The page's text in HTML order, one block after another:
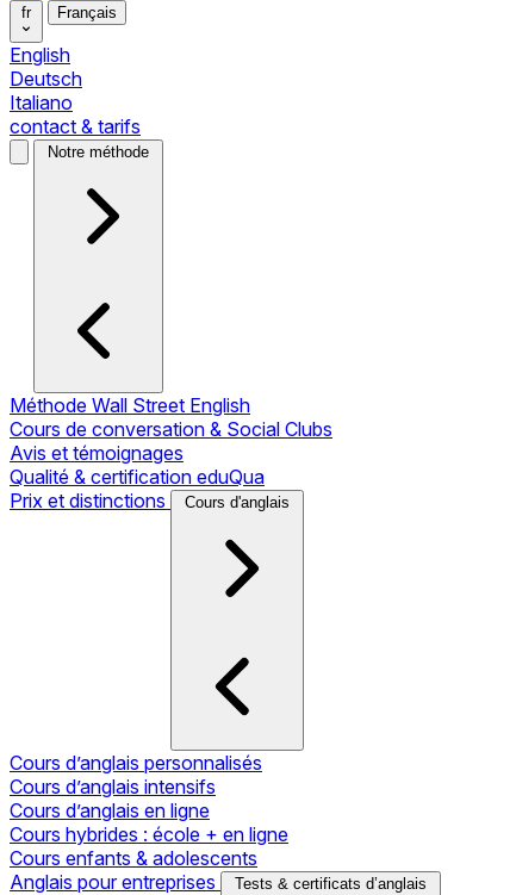
fr Français
English
Deutsch
Italiano
contact & tarifs
Notre méthode
Méthode Wall Street English
Cours de conversation & Social Clubs
Avis et témoignages
Qualité & certification eduQua
Prix et distinctions
Cours d'anglais
Cours d’anglais personnalisés
Cours d’anglais intensifs
Cours d’anglais en ligne
Cours hybrides : école + en ligne
Cours enfants & adolescents
Anglais pour entreprises
Tests & certificats d’anglais